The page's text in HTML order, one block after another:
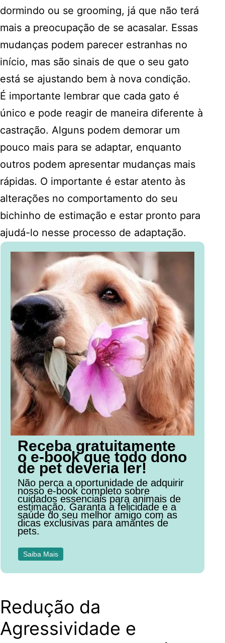
dormindo ou se grooming, já que não terá
mais a preocupação de se acasalar. Essas
mudanças podem parecer estranhas no
início, mas são sinais de que o seu gato
está se ajustando bem à nova condição.
É importante lembrar que cada gato é
único e pode reagir de maneira diferente à
castração. Alguns podem demorar um
pouco mais para se adaptar, enquanto
outros podem apresentar mudanças mais
rápidas. O importante é estar atento às
alterações no comportamento do seu
bichinho de estimação e estar pronto para
ajudá-lo nesse processo de adaptação.
Receba gratuitamente
o e-book que todo dono
de pet deveria ler!
Não perca a oportunidade de adquirir
nosso e-book completo sobre
cuidados essenciais para animais de
estimação. Garanta a felicidade e a
saúde do seu melhor amigo com as
dicas exclusivas para amantes de
pets.
Saiba Mais
Redução da
Agressividade e